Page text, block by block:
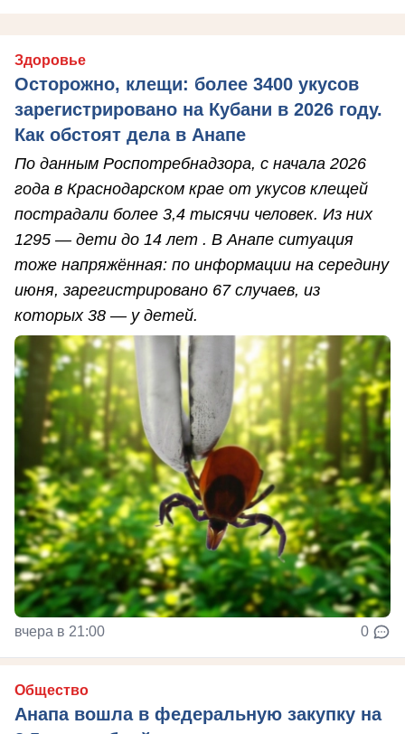
Здоровье
Осторожно, клещи: более 3400 укусов
зарегистрировано на Кубани в 2026 году.
Как обстоят дела в Анапе
По данным Роспотребнадзора, с начала 2026
года в Краснодарском крае от укусов клещей
пострадали более 3,4 тысячи человек. Из них
1295 — дети до 14 лет . В Анапе ситуация
тоже напряжённая: по информации на середину
июня, зарегистрировано 67 случаев, из
которых 38 — у детей.
вчера в 21:00 0
Общество
Анапа вошла в федеральную закупку на